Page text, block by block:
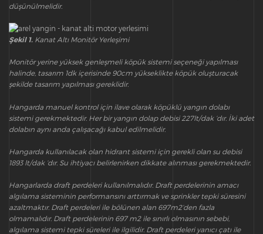
düşünülmelidir.
Şekil 1. Kanat Altı Monitör Yerleşimi
Monitör yerine yüksek genleşmeli köpük sistemi seçeneği yapılması
halinde, tasarım 1dk içerisinde 90cm yükseklikte köpük oluşturacak
şekilde tasarım yapılması gereklidir.
Hangarda manuel kontrol için ilave olarak köpüklü yangın dolabı
sistemi gerekmektedir. Her bir yangın dolap debisi 227lt/dak ‘dır. İki adet
dolabın aynı anda çalışacağı kabul edilmelidir.
Hangarda kullanılacak olan hidrant sistemi için gerekli olan su debisi
1893 lt/dak ‘dır. Su ihtiyacı belirlenirken dikkate alınması gerekmektedir.
Hangarlarda draft perdeleri kullanılmalıdır. Draft perdelerinin amacı
algılama sisteminin performansını arttırmak ve sprinkler tepki süresini
azaltmaktır. Draft perdeleri ile bölünen alan 697m2’den fazla
olmamalıdır. Draft perdelerinin 697 m2 ile sınırlı olmasının sebebi,
algılama sistemi tepki süreleri ile ilgilidir. Draft perdeleri yanıcı çatı ile